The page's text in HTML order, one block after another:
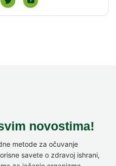
novostima!
metode za očuvanje
savete o zdravoj ishrani,